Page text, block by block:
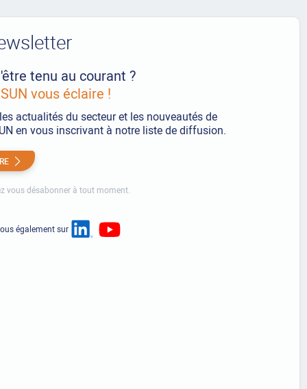
tenu au courant ?
vous éclaire !
actualités du secteur et les nouveautés de
en vous inscrivant à notre liste de diffusion.
vous désabonner à tout moment.
également sur